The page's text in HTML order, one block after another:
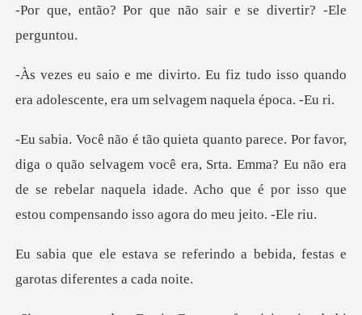
ue não sair e se diver
z tudo isso quando
era adolescente, e
lvagem você era, Srta. Emma? Eu não era
de se rebelar naquela idade. Acho
erindo a bebida, festas e
garo